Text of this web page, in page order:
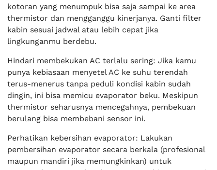
kotoran yang menumpuk bisa saja sampai ke area
thermistor dan mengganggu kinerjanya. Ganti filter
kabin sesuai jadwal atau lebih cepat jika
lingkunganmu berdebu.
Hindari membekukan AC terlalu sering: Jika kamu
punya kebiasaan menyetel AC ke suhu terendah
terus-menerus tanpa peduli kondisi kabin sudah
dingin, ini bisa memicu evaporator beku. Meskipun
thermistor seharusnya mencegahnya, pembekuan
berulang bisa membebani sensor ini.
Perhatikan kebersihan evaporator: Lakukan
pembersihan evaporator secara berkala (profesional
maupun mandiri jika memungkinkan) untuk